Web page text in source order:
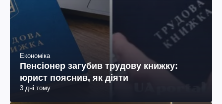
Економіка
Пенсіонер загубив трудову книжку:
юрист пояснив, як діяти
3 дні тому